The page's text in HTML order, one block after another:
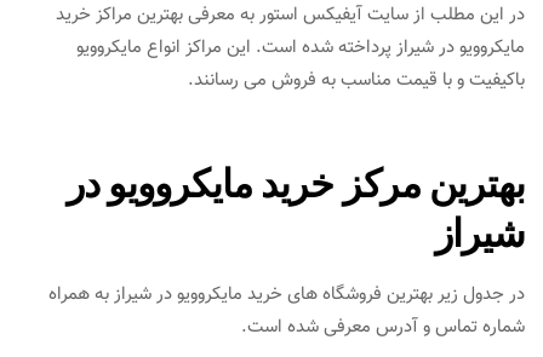
در این مطلب از سایت آیفیکس استور به معرفی بهترین مراکز خرید
مایکروویو در شیراز پرداخته شده است. این مراکز انواع مایکروویو
باکیفیت و با قیمت مناسب به فروش می رسانند.
بهترین مرکز خرید مایکروویو در
شیراز
در جدول زیر بهترین فروشگاه های خرید مایکروویو در شیراز به همراه
شماره تماس و آدرس معرفی شده است.